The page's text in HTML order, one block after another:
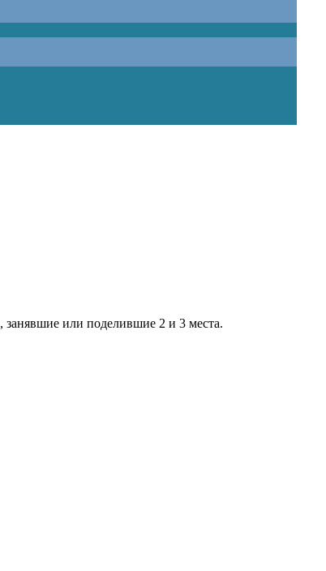
занявшие или поделившие 2 и 3 места.